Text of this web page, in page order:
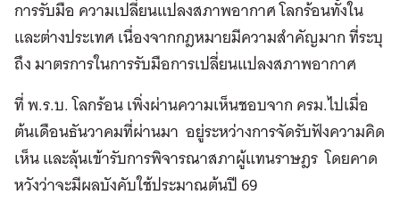
การรับมือ ความเปลี่ยนแปลงสภาพอากาศ โลกร้อนทั้งใน
และต่างประเทศ เนื่องจากกฎหมายมีความสำคัญมาก ที่ระบุ
ถึง มาตรการในการรับมือการเปลี่ยนแปลงสภาพอากาศ
ที่ พ.ร.บ. โลกร้อน เพิ่งผ่านความเห็นชอบจาก ครม.ไปเมื่อ
ต้นเดือนธันวาคมที่ผ่านมา อยู่ระหว่างการจัดรับฟังความคิด
เห็น และลุ้นเข้ารับการพิจารณาสภาผู้แทนราษฎร โดยคาด
หวังว่าจะมีผลบังคับใช้ประมาณต้นปี 69